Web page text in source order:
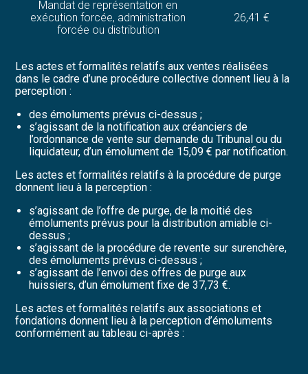
Mandat de représentation en
exécution forcée, administration
forcée ou distribution
26,41 €
Les actes et formalités relatifs aux ventes réalisées
dans le cadre d’une procédure collective donnent lieu à la
perception :
des émoluments prévus ci-dessus ;
s’agissant de la notification aux créanciers de
l’ordonnance de vente sur demande du Tribunal ou du
liquidateur, d’un émolument de 15,09 € par notification.
Les actes et formalités relatifs à la procédure de purge
donnent lieu à la perception :
s’agissant de l’offre de purge, de la moitié des
émoluments prévus pour la distribution amiable ci-
dessus ;
s’agissant de la procédure de revente sur surenchère,
des émoluments prévus ci-dessus ;
s’agissant de l’envoi des offres de purge aux
huissiers, d’un émolument fixe de 37,73 €.
Les actes et formalités relatifs aux associations et
fondations donnent lieu à la perception d’émoluments
conformément au tableau ci-après :